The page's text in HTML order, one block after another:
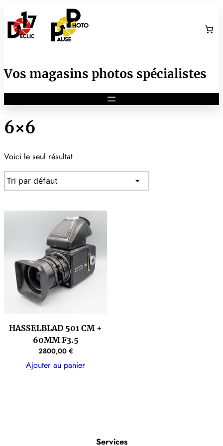
au
contenu
Vos magasins photos spécialistes
6×6
Voici le seul résultat
HASSELBLAD 501 CM +
60MM F3.5
2800,00 €
Ajouter au panier
Services